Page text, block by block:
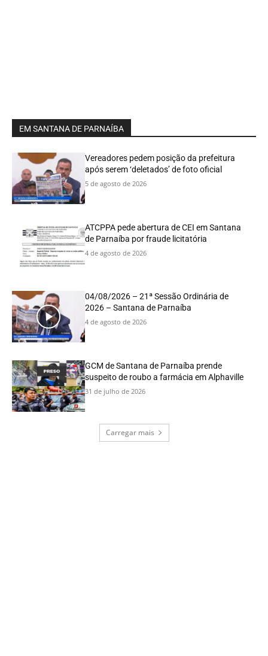
EM SANTANA DE PARNAÍBA
Vereadores pedem posição da prefeitura
após serem ‘deletados’ de foto oficial
5 de agosto de 2026
ATCPPA pede abertura de CEI em Santana
de Parnaíba por fraude licitatória
4 de agosto de 2026
04/08/2026 – 21ª Sessão Ordinária de
2026 – Santana de Parnaíba
4 de agosto de 2026
GCM de Santana de Parnaíba prende
suspeito de roubo a farmácia em Alphaville
31 de julho de 2026
Carregar mais